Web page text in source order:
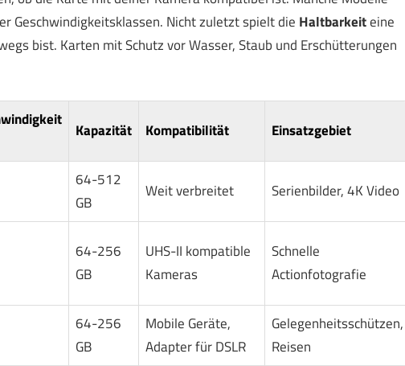
Geschwindigkeitsklassen. Nicht zuletzt spielt die Haltbarkeiteine
bist. Karten mit Schutz vor Wasser, Staub und Erschütterungen
Kapazität Kompatibilität Einsatzgebiet
64-512
GB
Weit verbreitet Serienbilder, 4K Video
64-256
GB
UHS-II kompatible
Kameras
Schnelle
Actionfotografie
64-256
GB
Mobile Geräte,
Adapter für DSLR
Gelegenheitsschützen,
Reisen